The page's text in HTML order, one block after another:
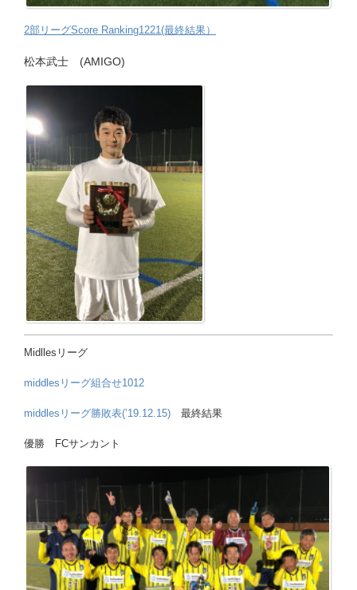
2部リーグScore Ranking1221(最終結果）
松本武士 (AMIGO)
Midllesリーグ
middlesリーグ組合せ1012
middlesリーグ勝敗表(’19.12.15) 最終結果
優勝 FCサンカント